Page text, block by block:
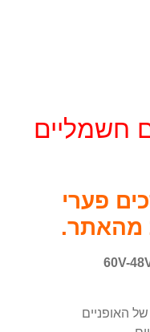
חשמליים
פערי
מהאתר.
60V-
האופניים